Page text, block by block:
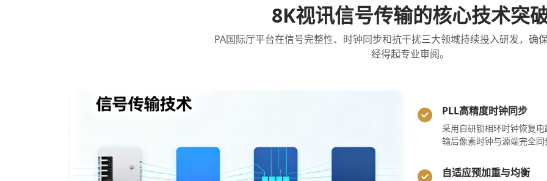
8K视讯信号传输的核心技术突
PA国际厅平台在信号完整性、时钟同步和抗干扰三大领域持续投入研发，确
经得起专业审阅。
PLL高精度时钟同步
采用自研锁相环时钟恢复
输后像素时钟与源端完全同
自适应预加重与均衡